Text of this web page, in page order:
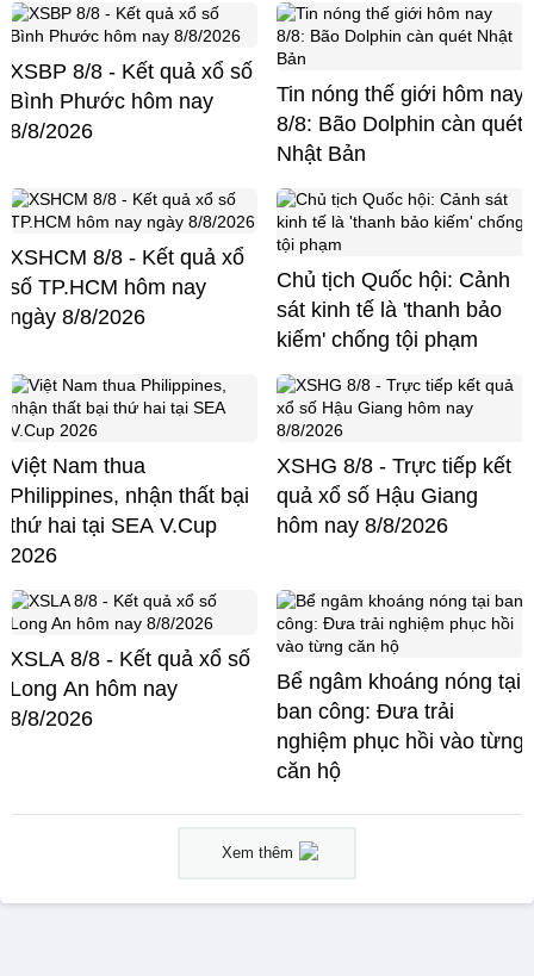
XSBP 8/8 - Kết quả xổ số
Bình Phước hôm nay
8/8/2026
Tin nóng thế giới hôm nay
8/8: Bão Dolphin càn quét
Nhật Bản
XSHCM 8/8 - Kết quả xổ
số TP.HCM hôm nay
ngày 8/8/2026
Chủ tịch Quốc hội: Cảnh
sát kinh tế là 'thanh bảo
kiếm' chống tội phạm
Việt Nam thua
Philippines, nhận thất bại
thứ hai tại SEA V.Cup
2026
XSHG 8/8 - Trực tiếp kết
quả xổ số Hậu Giang
hôm nay 8/8/2026
XSLA 8/8 - Kết quả xổ số
Long An hôm nay
8/8/2026
Bể ngâm khoáng nóng tại
ban công: Đưa trải
nghiệm phục hồi vào từng
căn hộ
Xem thêm